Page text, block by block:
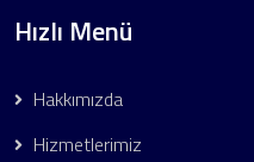
Hızlı Menü
Hakkımızda
Hizmetlerimiz